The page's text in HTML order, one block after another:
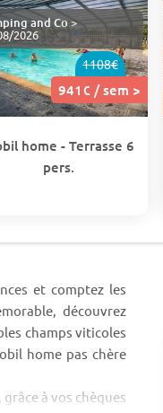
1108€
941€ / sem >
and Co>
2026
home - Terrasse 6
pers.
et comptez les
découvrez
champs viticoles
home pas chère
à vos chèques